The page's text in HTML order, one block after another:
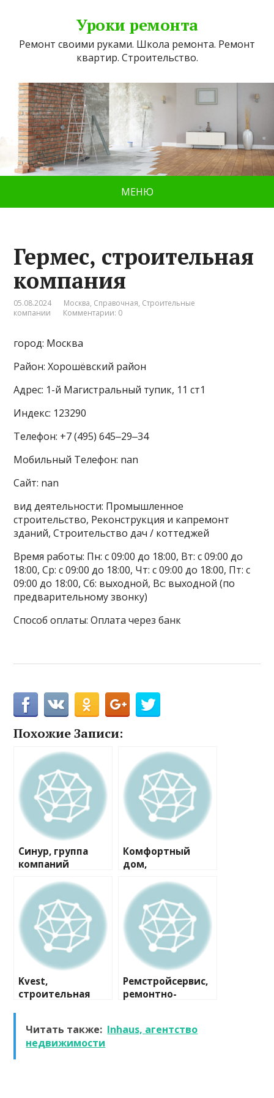
Уроки ремонта
Ремонт своими руками. Школа ремонта. Ремонт
квартир. Строительство.
МЕНЮ
Гермес, строительная
компания
05.08.2024 Москва, Справочная, Строительные
компании
Комментарии: 0
город: Москва
Район: Хорошёвский район
Адрес: 1-й Магистральный тупик, 11 ст1
Индекс: 123290
Телефон: +7 (495) 645‒29‒34
Мобильный Телефон: nan
Сайт: nan
вид деятельности: Промышленное
строительство, Реконструкция и капремонт
зданий, Строительство дач / коттеджей
Время работы: Пн: с 09:00 до 18:00, Вт: с 09:00 до
18:00, Ср: с 09:00 до 18:00, Чт: с 09:00 до 18:00, Пт: с
09:00 до 18:00, Сб: выходной, Вс: выходной (по
предварительному звонку)
Способ оплаты: Оплата через банк
Похожие Записи:
Синур, группа
компаний
Комфортный
дом,
строительная
компания
Kvest,
строительная
Ремстройсервис,
ремонтно-
Читать также: Inhaus, агентство
недвижимости